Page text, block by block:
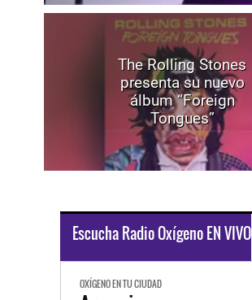
The Rolling Stones
presenta su nuevo
álbum “Foreign
Tongues”
Escucha Radio Oxígeno EN VIVO
OXÍGENO EN TU CIUDAD